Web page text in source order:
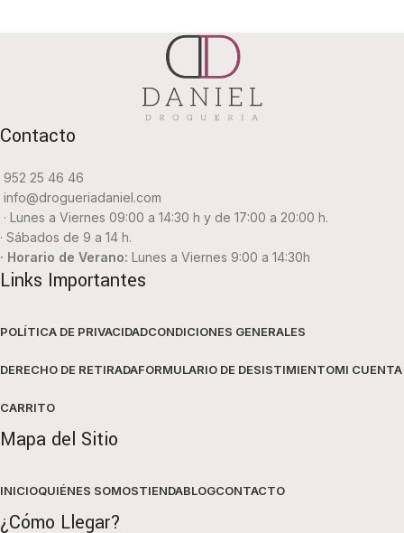
Contacto
952 25 46 46
info@drogueriadaniel.com
· Lunes a Viernes 09:00 a 14:30 h y de 17:00 a 20:00 h.
· Sábados de 9 a 14 h.
· Horario de Verano: Lunes a Viernes 9:00 a 14:30h
Links Importantes
POLÍTICA DE PRIVACIDADCONDICIONES GENERALES
DERECHO DE RETIRADAFORMULARIO DE DESISTIMIENTOMI CUENTA
CARRITO
Mapa del Sitio
INICIOQUIÉNES SOMOSTIENDABLOGCONTACTO
¿Cómo Llegar?